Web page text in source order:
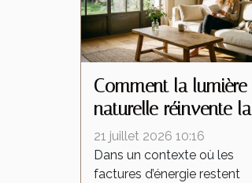
Comment la lumière
naturelle réinvente la
décoration intérieure
21 juillet 2026 10:16
Dans un contexte où les
factures d’énergie restent